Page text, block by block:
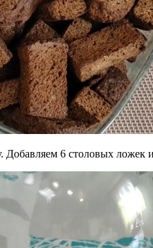
Добавляем 6 столовых ложек